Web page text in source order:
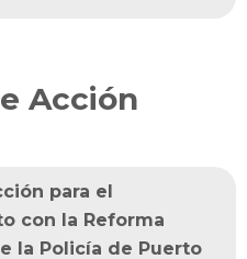
Acción
para el
con la Reforma
la Policía de Puerto